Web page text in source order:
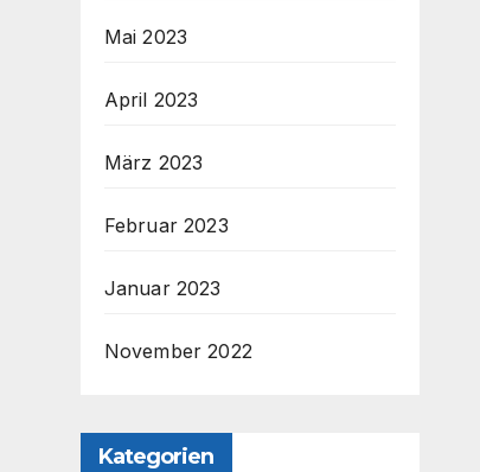
Mai 2023
April 2023
März 2023
Februar 2023
Januar 2023
November 2022
Kategorien